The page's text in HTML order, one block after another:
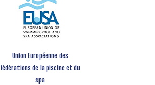
Union Européenne des
fédérations de la piscine et du
spa